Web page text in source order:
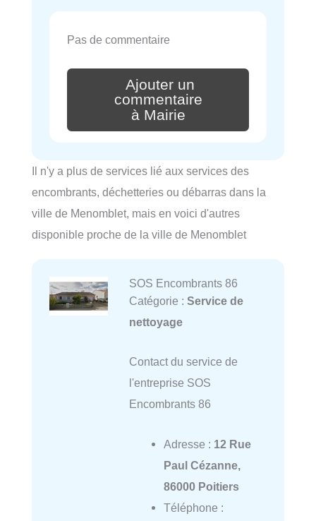
Pas de commentaire
Ajouter un
commentaire
à Mairie
Il n'y a plus de services lié aux services des
encombrants, déchetteries ou débarras dans la
ville de Menomblet, mais en voici d'autres
disponible proche de la ville de Menomblet
SOS Encombrants 86
Catégorie : Service de
nettoyage
Contact du service de
l'entreprise SOS
Encombrants 86
Adresse : 12 Rue
Paul Cézanne,
86000 Poitiers
Téléphone :